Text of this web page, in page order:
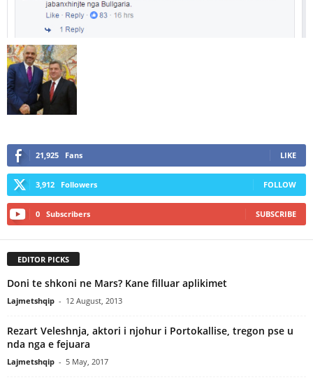
21,925 Fans LIKE
3,912 Followers FOLLOW
0 Subscribers SUBSCRIBE
EDITOR PICKS
Doni te shkoni ne Mars? Kane filluar aplikimet
Lajmetshqip - 12 August, 2013
Rezart Veleshnja, aktori i njohur i Portokallise, tregon pse u
nda nga e fejuara
Lajmetshqip - 5 May, 2017